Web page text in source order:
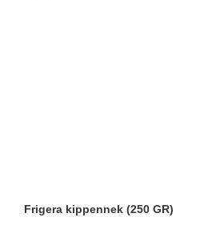
Frigera kippennek (250 GR)